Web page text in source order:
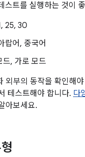
스트를 실행하는 것이
25, 30
랍어, 중국어
드, 가로 모드
외부의 동작을 확인해
테스트해야 합니다. 다
아보세요.